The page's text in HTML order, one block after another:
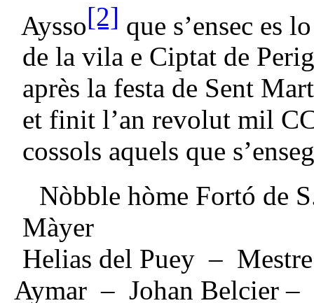
Aysso[2] que s’ensec es
de la vila e Ciptat de
après la festa de Sent
et finit l’an revolut mil
cossols aquels que
Nòbble hòme Fortó de
Màyer
Helias del Puey –
Aymar – Johan Belcier –